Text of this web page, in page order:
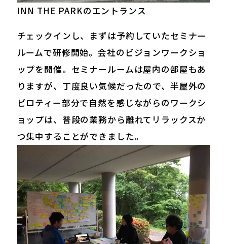
INN THE PARKのエントランス
チェックインし、まずは予約していたセミナー
ルームで研修開始。会社のビジョンワークショ
ップを開催。セミナールームは屋内の部屋もあ
りますが、丁度良い気候だったので、半屋外の
ピロティー部分で自然を感じながらのワークシ
ョップは、普段の業務から離れてリラックスか
つ集中することができました。